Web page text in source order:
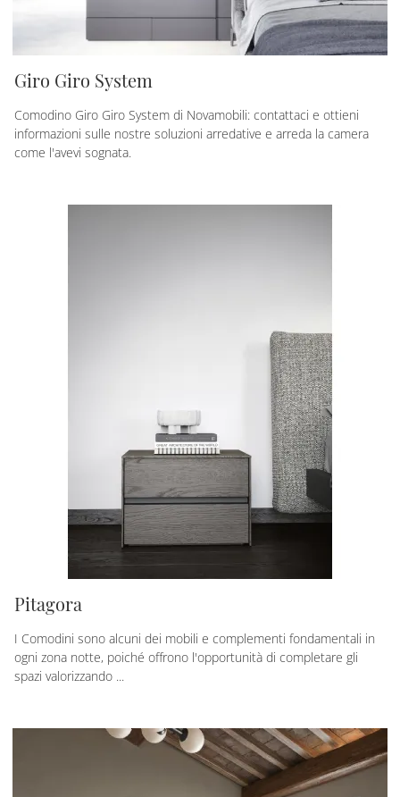
Giro Giro System
Comodino Giro Giro System di Novamobili: contattaci e ottieni
informazioni sulle nostre soluzioni arredative e arreda la camera
come l'avevi sognata.
Pitagora
I Comodini sono alcuni dei mobili e complementi fondamentali in
ogni zona notte, poiché offrono l'opportunità di completare gli
spazi valorizzando ...